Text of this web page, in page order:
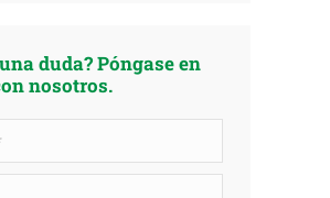
duda? Póngase en
nosotros.